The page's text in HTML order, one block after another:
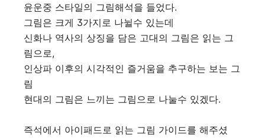
윤운중 스타일의 그림해석을 들었다.
그림은 크게 3가지로 나뉠수 있는데
신화나 역사의 상징을 담은 고대의 그림은 읽는 그
림으로,
인상파 이후의 시각적인 즐거움을 추구하는 보는 그
림
현대의 그림은 느끼는 그림으로 나눌수 있겠다.
즉석에서 아이패드로 읽는 그림 가이드를 해주셨